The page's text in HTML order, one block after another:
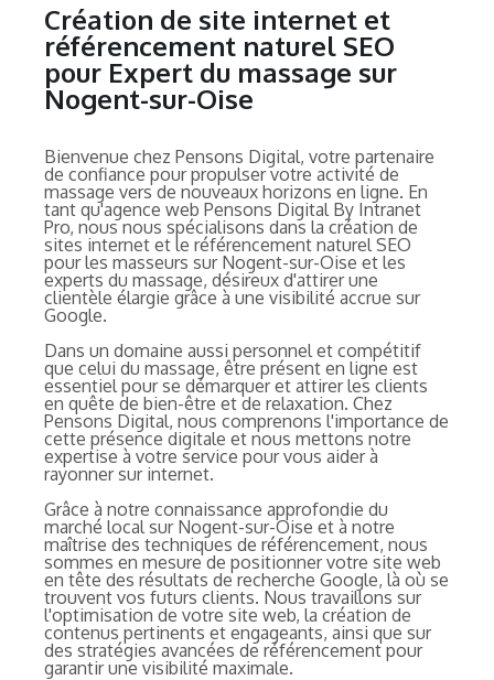
Création de site internet et
référencement naturel SEO
pour Expert du massage sur
Nogent-sur-Oise
Bienvenue chez Pensons Digital, votre partenaire
de confiance pour propulser votre activité de
massage vers de nouveaux horizons en ligne. En
tant qu'agence web Pensons Digital By Intranet
Pro, nous nous spécialisons dans la création de
sites internet et le référencement naturel SEO
pour les masseurs sur Nogent-sur-Oise et les
experts du massage, désireux d'attirer une
clientèle élargie grâce à une visibilité accrue sur
Google.
Dans un domaine aussi personnel et compétitif
que celui du massage, être présent en ligne est
essentiel pour se démarquer et attirer les clients
en quête de bien-être et de relaxation. Chez
Pensons Digital, nous comprenons l'importance de
cette présence digitale et nous mettons notre
expertise à votre service pour vous aider à
rayonner sur internet.
Grâce à notre connaissance approfondie du
marché local sur Nogent-sur-Oise et à notre
maîtrise des techniques de référencement, nous
sommes en mesure de positionner votre site web
en tête des résultats de recherche Google, là où se
trouvent vos futurs clients. Nous travaillons sur
l'optimisation de votre site web, la création de
contenus pertinents et engageants, ainsi que sur
des stratégies avancées de référencement pour
garantir une visibilité maximale.